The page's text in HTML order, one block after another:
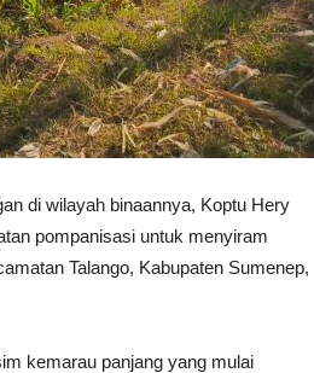
di wilayah binaannya, Koptu Hery
pompanisasi untuk menyiram
Talango, Kabupaten Sumenep,
kemarau panjang yang mulai